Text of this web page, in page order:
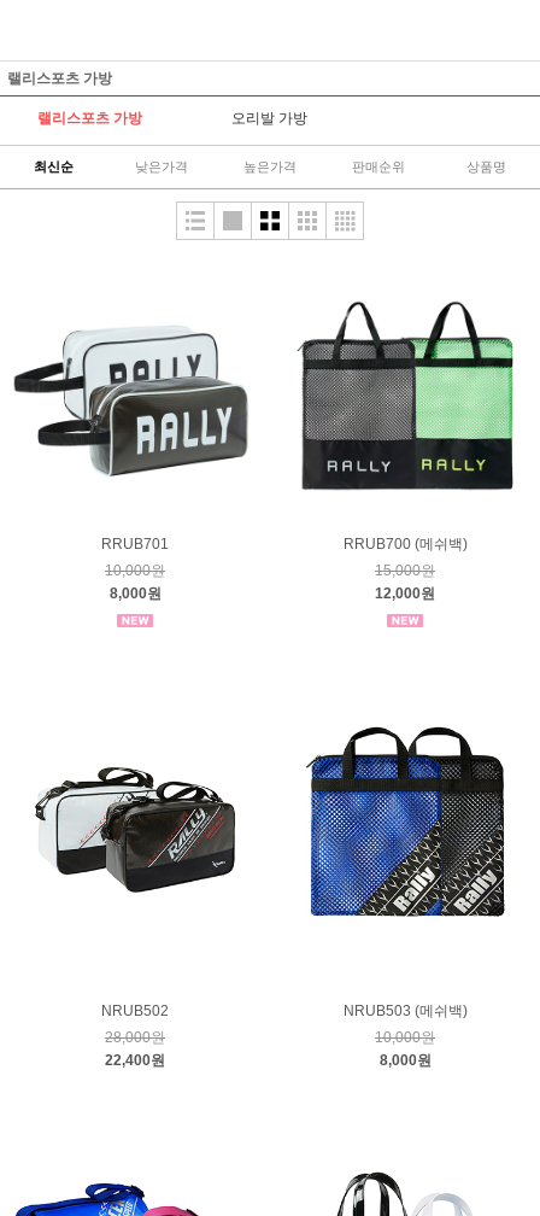
랠리스포츠 가방
랠리스포츠 가방 오리발 가방
최신순 낮은가격 높은가격 판매순위 상품명
RRUB701
10,000원
8,000원
RRUB700 (메쉬백)
15,000원
12,000원
NRUB502
28,000원
22,400원
NRUB503 (메쉬백)
10,000원
8,000원